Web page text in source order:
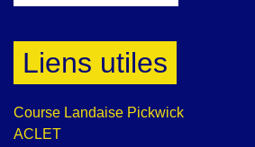
Liens utiles
Course Landaise Pickwick
ACLET